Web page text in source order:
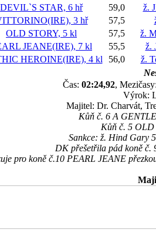
DEVIL`S STAR, 6 hř 59,0
ž.
3 hř 57,5
OLD STORY, 5 kl 57,5
ž.
JEANE(IRE), 7 kl 55,5
ž.
HEROINE(IRE), 4 kl 56,0
ž.
Čas: 02:24,92,
Výrok:
Majitel: Dr. Charvát,
Kůň č. 6 A
Kůň č. 5 OLD
Sankce: ž. Hind Gary
DK přešetřila pád koně č.
pro koně č.10 PEARL JEANE